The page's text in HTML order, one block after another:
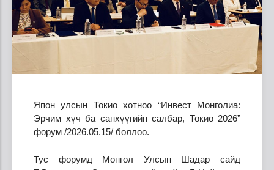
Япон улсын Токио хотноо “Инвест Монголиа:
Эрчим хүч ба санхүүгийн салбар, Токио 2026”
форум /2026.05.15/ боллоо.
Тус форумд Монгол Улсын Шадар сайд